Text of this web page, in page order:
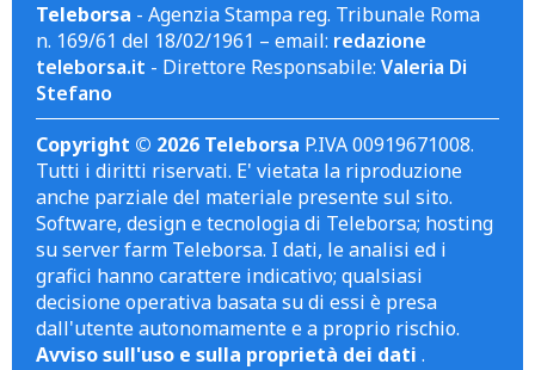
Teleborsa - Agenzia Stampa reg. Tribunale Roma
n. 169/61 del 18/02/1961 – email: redazione
teleborsa.it - Direttore Responsabile: Valeria Di
Stefano
Copyright © 2026 Teleborsa P.IVA 00919671008.
Tutti i diritti riservati. E' vietata la riproduzione
anche parziale del materiale presente sul sito.
Software, design e tecnologia di Teleborsa; hosting
su server farm Teleborsa. I dati, le analisi ed i
grafici hanno carattere indicativo; qualsiasi
decisione operativa basata su di essi è presa
dall'utente autonomamente e a proprio rischio.
Avviso sull'uso e sulla proprietà dei dati .